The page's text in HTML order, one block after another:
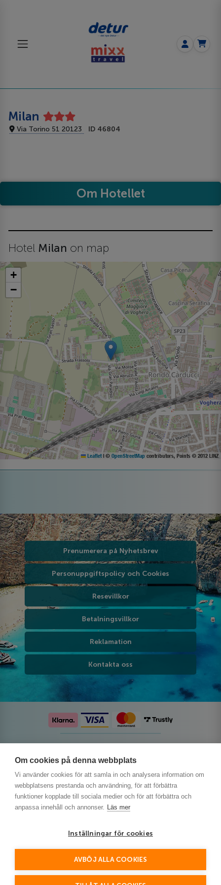
Om cookies på denna webbplats
Vi använder cookies för att samla in och analysera information om
webbplatsens prestanda och användning, för att förbättra
funktioner kopplade till sociala medier och för att förbättra och
anpassa innehåll och annonser. Läs mer
Inställningar för cookies
AVBÖJ ALLA COOKIES
Milan
Via Torino 51 20123 ID 46804
Om Hotellet
Hotel Milan on map
+
−
Leaflet | © OpenStreetMap contributors, Points © 2012 LINZ
Prenumerera på Nyhetsbrev
Personuppgiftspolicy och Cookies
Resevillkor
Betalningsvillkor
Reklamation
Kontakta oss
This site is protected by reCAPTCHA and the Google
andTerms of Service apply.